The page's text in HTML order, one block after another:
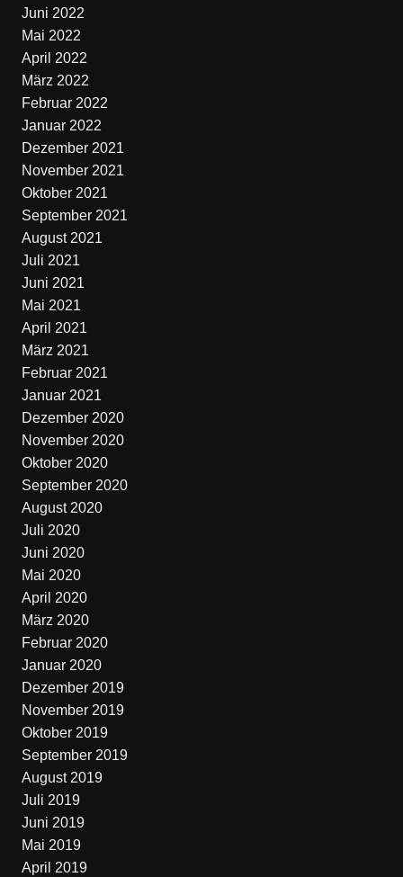
Juni 2022
Mai 2022
April 2022
März 2022
Februar 2022
Januar 2022
Dezember 2021
November 2021
Oktober 2021
September 2021
August 2021
Juli 2021
Juni 2021
Mai 2021
April 2021
März 2021
Februar 2021
Januar 2021
Dezember 2020
November 2020
Oktober 2020
September 2020
August 2020
Juli 2020
Juni 2020
Mai 2020
April 2020
März 2020
Februar 2020
Januar 2020
Dezember 2019
November 2019
Oktober 2019
September 2019
August 2019
Juli 2019
Juni 2019
Mai 2019
April 2019